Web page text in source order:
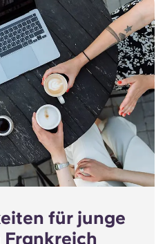
für junge